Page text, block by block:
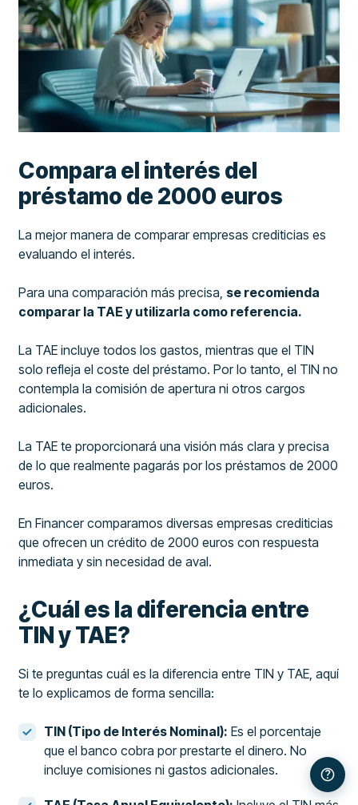
Compara el interés del
préstamo de 2000 euros
La mejor manera de comparar empresas crediticias es
evaluando el interés.
Para una comparación más precisa, se recomienda
comparar la TAE y utilizarla como referencia.
La TAE incluye todos los gastos, mientras que el TIN
solo refleja el coste del préstamo. Por lo tanto, el TIN no
contempla la comisión de apertura ni otros cargos
adicionales.
La TAE te proporcionará una visión más clara y precisa
de lo que realmente pagarás por los préstamos de 2000
euros.
En Financer comparamos diversas empresas crediticias
que ofrecen un crédito de 2000 euros con respuesta
inmediata y sin necesidad de aval.
¿Cuál es la diferencia entre
TIN y TAE?
Si te preguntas cuál es la diferencia entre TIN y TAE, aquí
te lo explicamos de forma sencilla:
TIN (Tipo de Interés Nominal): Es el porcentaje
que el banco cobra por prestarte el dinero. No
incluye comisiones ni gastos adicionales.